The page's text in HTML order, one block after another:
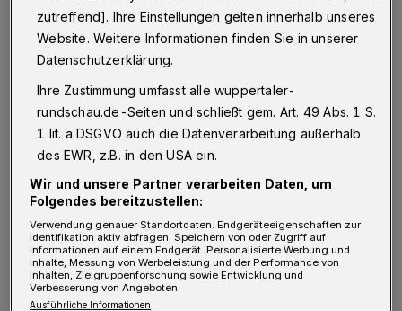
Menschen von weither anziehen wird. Ich
freue mich auf die vielen Gesichter, die nach
dem Besuch im Schwebodrom strahlend in
unsere Stadt hinaustreten.“
ISG-Geschäftsführer Thomas Helbig: „Vor elf
Jahren ist die ISG Barmen angetreten, den
Werth deutlich attraktiver zu gestalten und
die Innenstadt zu entwickeln. Das
Schwebodrom ist nach vielen anderen
Maßnahmen ein echter Meilenstein in der
Entwicklung der Barmer City zu einer
zutreffend]. Ihre Einstellungen gelten innerhalb unseres
Website. Weitere Informationen finden Sie in unserer
Datenschutzerklärung.
Ihre Zustimmung umfasst alle wuppertaler-
rundschau.de-Seiten und schließt gem. Art. 49 Abs. 1 S.
1 lit. a DSGVO auch die Datenverarbeitung außerhalb
des EWR, z.B. in den USA ein.
Wir und unsere Partner verarbeiten Daten, um
Folgendes bereitzustellen:
Verwendung genauer Standortdaten. Endgeräteeigenschaften zur
Identifikation aktiv abfragen. Speichern von oder Zugriff auf
Informationen auf einem Endgerät. Personalisierte Werbung und
Inhalte, Messung von Werbeleistung und der Performance von
Inhalten, Zielgruppenforschung sowie Entwicklung und
Verbesserung von Angeboten.
Ausführliche Informationen